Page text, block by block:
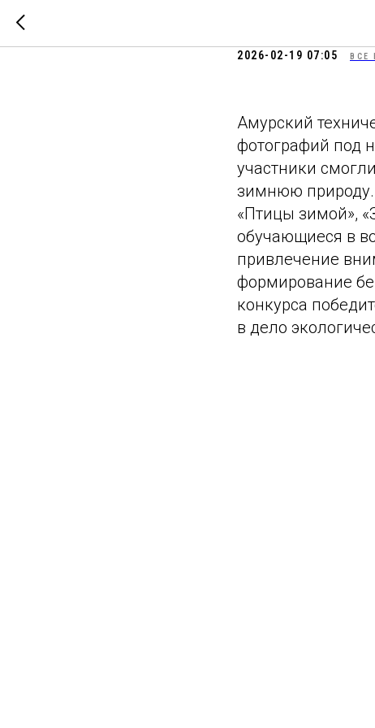
Новости
2026-02-19 07:05 ВСЕ
Амурский
фотографий под
участники
зимнюю природу.
«Птицы зимой»,
обучающиеся в
привлечение
формирование
конкурса
в дело